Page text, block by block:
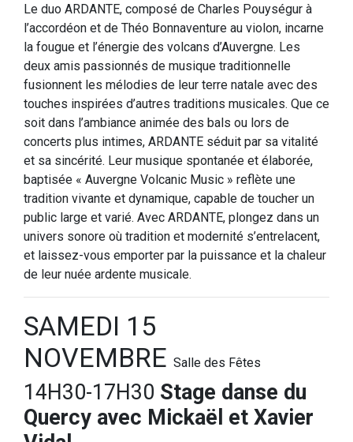
Le duo ARDANTE, composé de Charles Pouységur à
l’accordéon et de Théo Bonnaventure au violon, incarne
la fougue et l’énergie des volcans d’Auvergne. Les
deux amis passionnés de musique traditionnelle
fusionnent les mélodies de leur terre natale avec des
touches inspirées d’autres traditions musicales. Que ce
soit dans l’ambiance animée des bals ou lors de
concerts plus intimes, ARDANTE séduit par sa vitalité
et sa sincérité. Leur musique spontanée et élaborée,
baptisée « Auvergne Volcanic Music » reflète une
tradition vivante et dynamique, capable de toucher un
public large et varié. Avec ARDANTE, plongez dans un
univers sonore où tradition et modernité s’entrelacent,
et laissez-vous emporter par la puissance et la chaleur
de leur nuée ardente musicale.
SAMEDI 15
NOVEMBRE Salle des Fêtes
14H30-17H30 Stage danse du
Quercy avec Mickaël et Xavier